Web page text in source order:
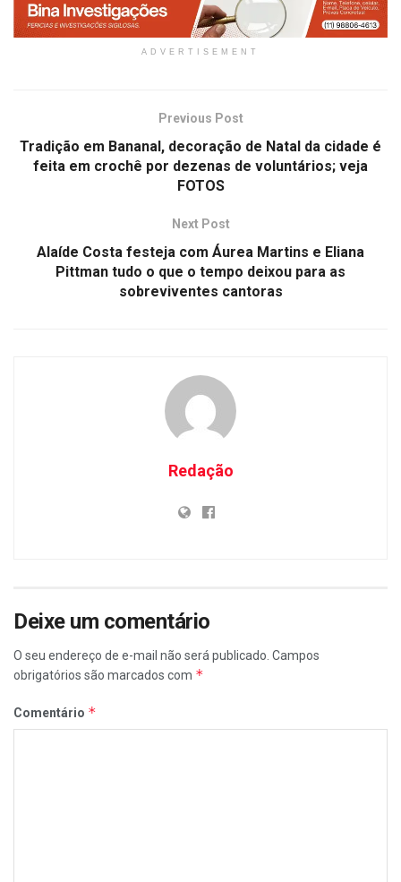
ADVERTISEMENT
Previous Post
Tradição em Bananal, decoração de Natal da cidade é
feita em crochê por dezenas de voluntários; veja
FOTOS
Next Post
Alaíde Costa festeja com Áurea Martins e Eliana
Pittman tudo o que o tempo deixou para as
sobreviventes cantoras
Redação
Deixe um comentário
O seu endereço de e-mail não será publicado. Campos
obrigatórios são marcados com *
Comentário *